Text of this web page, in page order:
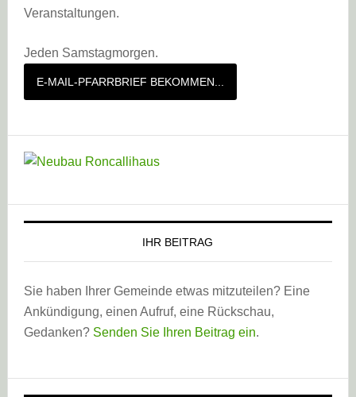
Veranstaltungen.
Jeden Samstagmorgen.
E-MAIL-PFARRBRIEF BEKOMMEN...
IHR BEITRAG
Sie haben Ihrer Gemeinde etwas mitzuteilen? Eine
Ankündigung, einen Aufruf, eine Rückschau,
Gedanken? Senden Sie Ihren Beitrag ein.